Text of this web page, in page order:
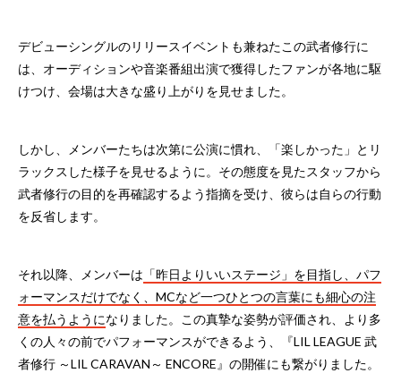
デビューシングルのリリースイベントも兼ねたこの武者修行に
は、オーディションや音楽番組出演で獲得したファンが各地に駆
けつけ、会場は大きな盛り上がりを見せました。
しかし、メンバーたちは次第に公演に慣れ、「楽しかった」とリ
ラックスした様子を見せるように。その態度を見たスタッフから
武者修行の目的を再確認するよう指摘を受け、彼らは自らの行動
を反省します。
それ以降、メンバーは 「昨日よりいいステージ」を目指し、パフ
ォーマンスだけでなく、MCなど一つひとつの言葉にも細心の注
意を払うようになりました。この真摯な姿勢が評価され、より多
くの人々の前でパフォーマンスができるよう、『LIL LEAGUE 武
者修行 ～LIL CARAVAN～ ENCORE』の開催にも繋がりました。